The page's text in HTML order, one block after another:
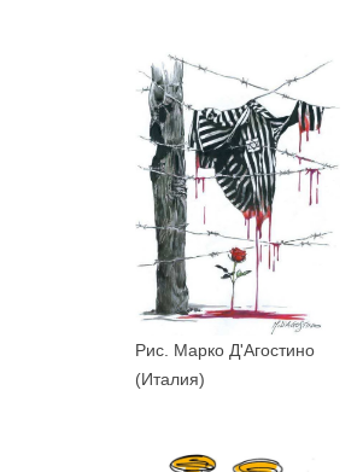
Рис. Марко Д'Агостино
(Италия)